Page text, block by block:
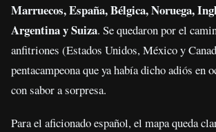
Marruecos, España, Bélgica, Noruega,
Argentina y Suiza. Se quedaron por el
anfitriones (Estados Unidos, México y
pentacampeona que ya había dicho adiós en
con sabor a sorpresa.
Para el aficionado español, el mapa queda